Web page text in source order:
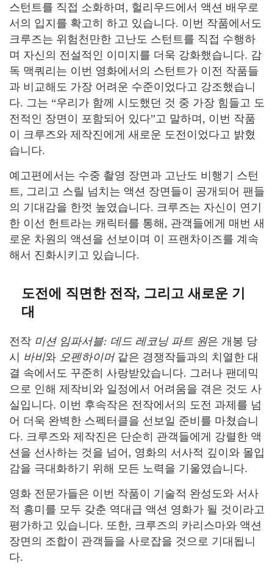
스턴트를 직접 소화하며, 헐리우드에서 액션 배우로
서의 입지를 확고히 하고 있습니다. 이번 작품에서도
크루즈는 위험천만한 고난도 스턴트를 직접 수행하
며 자신의 전설적인 이미지를 더욱 강화했습니다. 감
독 맥쿼리는 이번 영화에서의 스턴트가 이전 작품들
과 비교해도 가장 어려운 수준이었다고 강조했습니
다. 그는 “우리가 함께 시도했던 것 중 가장 힘들고 도
전적인 장면이 포함되어 있다”고 말하며, 이번 작품
이 크루즈와 제작진에게 새로운 도전이었다고 밝혔
습니다.
예고편에서는 수중 촬영 장면과 고난도 비행기 스턴
트, 그리고 스릴 넘치는 액션 장면들이 공개되어 팬들
의 기대감을 한껏 높였습니다. 크루즈는 자신이 연기
한 이선 헌트라는 캐릭터를 통해, 관객들에게 매번 새
로운 차원의 액션을 선보이며 이 프랜차이즈를 계속
해서 진화시키고 있습니다.
도전에 직면한 전작, 그리고 새로운 기
대
전작 미션 임파서블: 데드 레코닝 파트 원은 개봉 당
시 바비와 오펜하이머같은 경쟁작들과의 치열한 대
결 속에서도 꾸준히 사랑받았습니다. 그러나 팬데믹
으로 인해 제작비와 일정에서 어려움을 겪은 것도 사
실입니다. 이번 후속작은 전작에서의 도전 과제를 넘
어 더욱 완벽한 스펙터클을 선보일 준비를 마쳤습니
다. 크루즈와 제작진은 단순히 관객들에게 강렬한 액
션을 선사하는 것을 넘어, 영화의 서사적 깊이와 몰입
감을 극대화하기 위해 모든 노력을 기울였습니다.
영화 전문가들은 이번 작품이 기술적 완성도와 서사
적 흥미를 모두 갖춘 역대급 액션 영화가 될 것이라고
평가하고 있습니다. 또한, 크루즈의 카리스마와 액션
장면의 조합이 관객들을 사로잡을 것으로 기대됩니
다.